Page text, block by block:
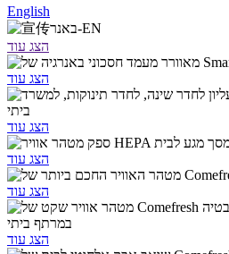
English
הצג עוד
הצג עוד
הצג עוד
הצג עוד
הצג עוד
הצג עוד